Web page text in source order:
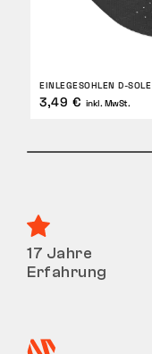
EINLEGESOHLEN D-SOLE
3,49 € inkl. MwSt.
17 Jahre
Erfahrung